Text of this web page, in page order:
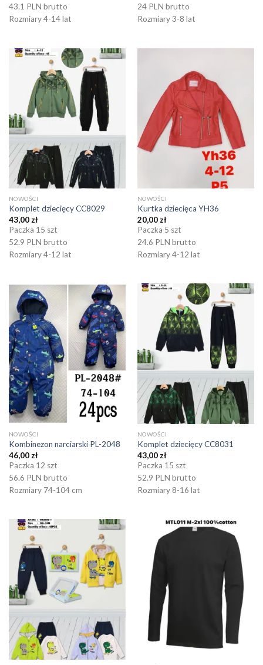
43.1 PLN brutto
Rozmiary 4-14 lat
24 PLN brutto
Rozmiary 3-8 lat
NOWOŚCI
Komplet dziecięcy CC8029
43,00 zł
Paczka 15 szt
52.9 PLN brutto
Rozmiary 4-12 lat
NOWOŚCI
Kurtka dziecięca YH36
20,00 zł
Paczka 5 szt
24.6 PLN brutto
Rozmiary 4-12 lat
NOWOŚCI
Kombinezon narciarski PL-2048
46,00 zł
Paczka 12 szt
56.6 PLN brutto
Rozmiary 74-104 cm
NOWOŚCI
Komplet dziecięcy CC8031
43,00 zł
Paczka 15 szt
52.9 PLN brutto
Rozmiary 8-16 lat